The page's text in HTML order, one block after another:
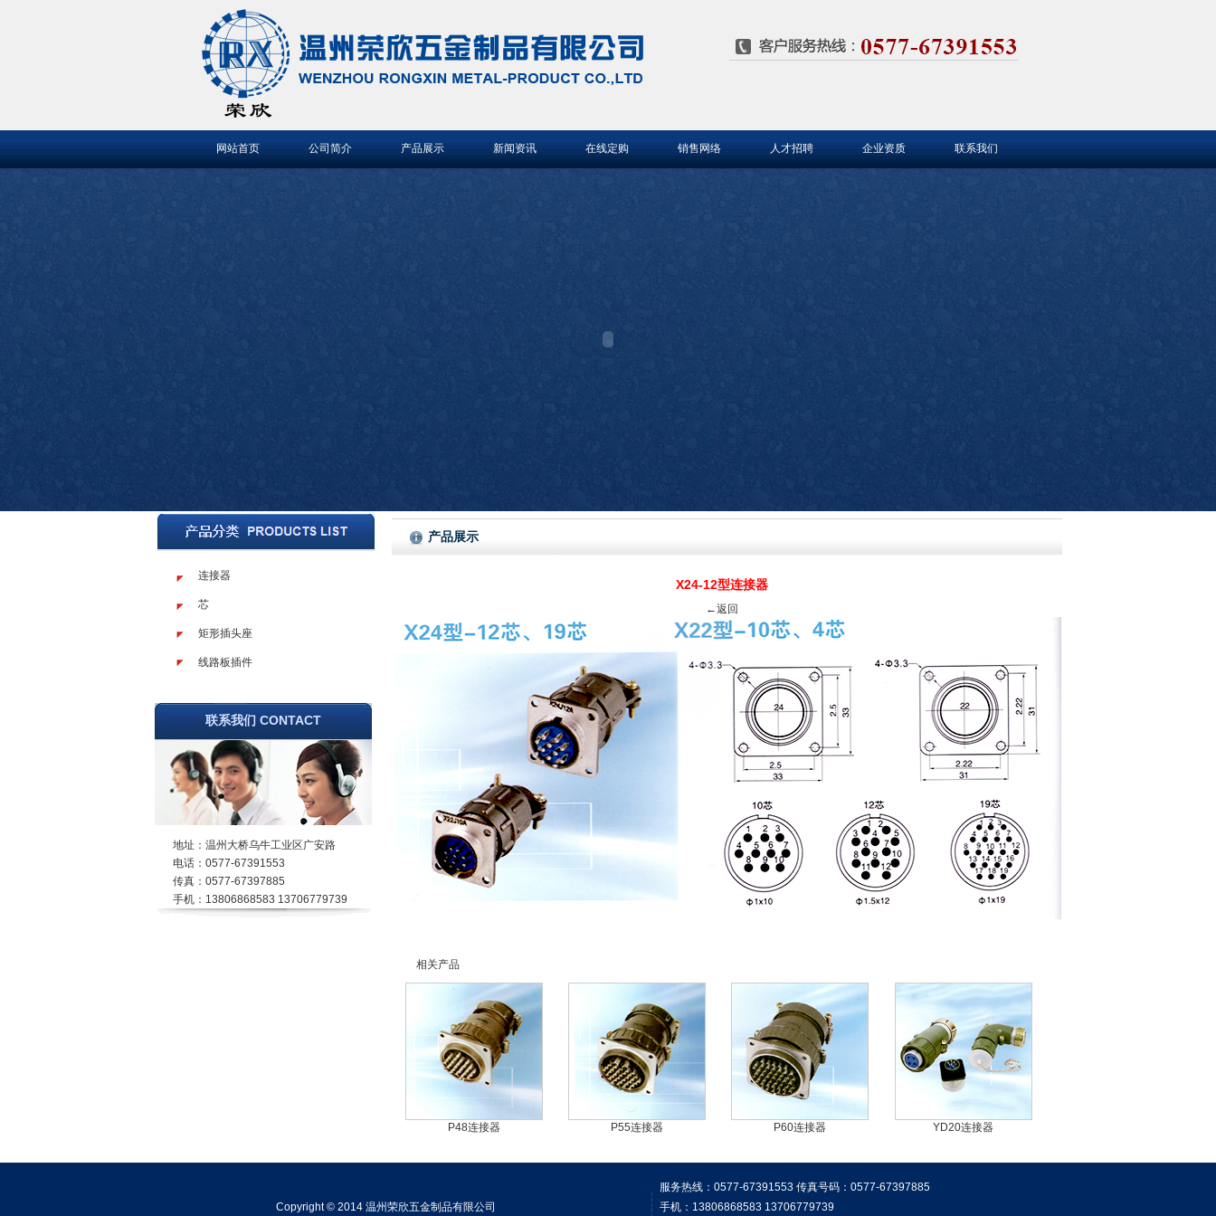
网站首页 公司简介 产品展示 新闻资讯 在线定购 销售网络 人才招聘 企业资质 联系我们
连接器
芯
矩形插头座
线路板插件
联系我们 CONTACT
地址：温州大桥乌牛工业区广安路
电话：0577-67391553
传真：0577-67397885
手机：13806868583 13706779739
产品展示
X24-12型连接器
←返回
相关产品
P48连接器 P55连接器 P60连接器 YD20连接器
Copyright © 2014 温州荣欣五金制品有限公司
服务热线：0577-67391553 传真号码：0577-67397885
手机：13806868583 13706779739